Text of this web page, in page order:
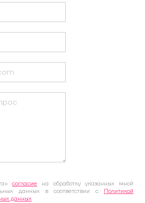
согласие на обработку указанных мной
данных в соответствии с Политикой
данных